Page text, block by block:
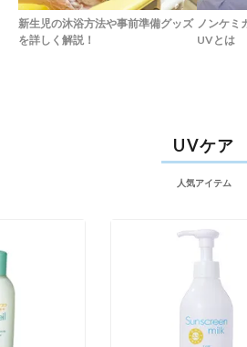
新生児の沐浴方法や事前準備グッズ
を詳しく解説！
ノンケミ
UVとは
UVケア
人気アイテム